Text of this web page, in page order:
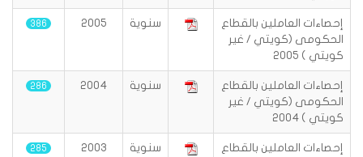
إحصاءات العاملين بالقطاع
الحكومى (كويتي / غير
كويتي ) 2005
سنوية 2005
386
إحصاءات العاملين بالقطاع
الحكومى (كويتي / غير
كويتي ) 2004
سنوية 2004
286
إحصاءات العاملين بالقطاع
سنوية 2003
285